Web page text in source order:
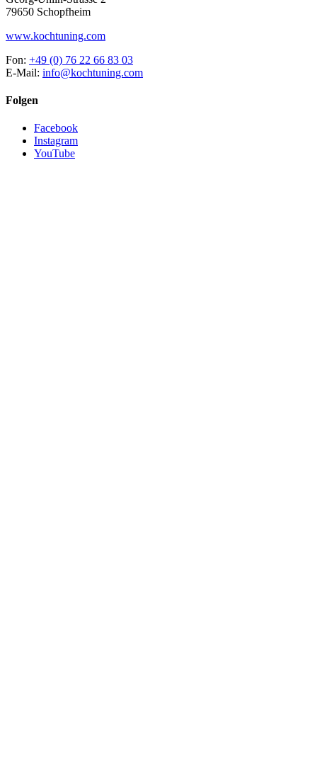
79650 Schopfheim
www.kochtuning.com
Fon: +49 (0) 76 22 66 83 03
E-Mail: info@kochtuning.com
Folgen
Facebook
Instagram
YouTube